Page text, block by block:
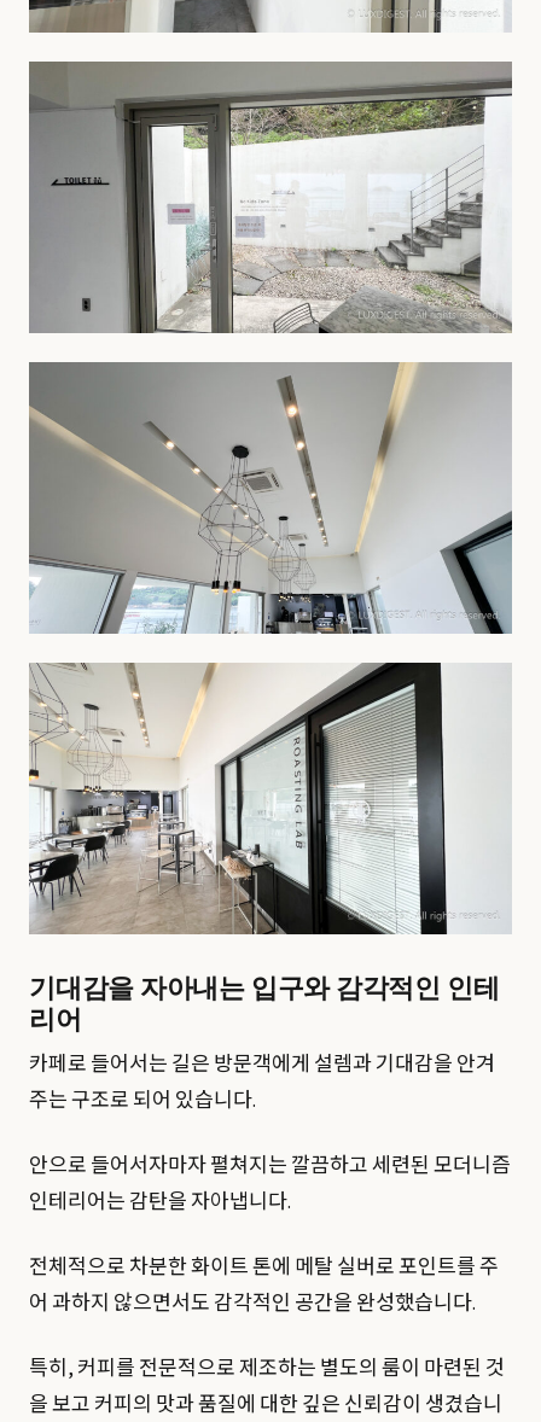
기대감을 자아내는 입구와 감각적인 인테
리어
카페로 들어서는 길은 방문객에게 설렘과 기대감을 안겨
주는 구조로 되어 있습니다.
안으로 들어서자마자 펼쳐지는 깔끔하고 세련된 모더니즘
인테리어는 감탄을 자아냅니다.
전체적으로 차분한 화이트 톤에 메탈 실버로 포인트를 주
어 과하지 않으면서도 감각적인 공간을 완성했습니다.
특히, 커피를 전문적으로 제조하는 별도의 룸이 마련된 것
을 보고 커피의 맛과 품질에 대한 깊은 신뢰감이 생겼습니